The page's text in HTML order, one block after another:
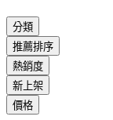
分類
推薦排序
熱銷度
新上架
價格